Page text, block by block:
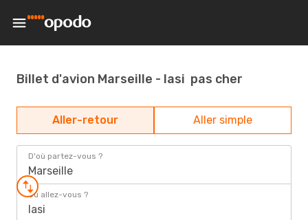
Billet d'avion Marseille - Iasi pas cher
Aller-retour Aller simple
D'où partez-vous ?
Marseille
Où allez-vous ?
Iasi